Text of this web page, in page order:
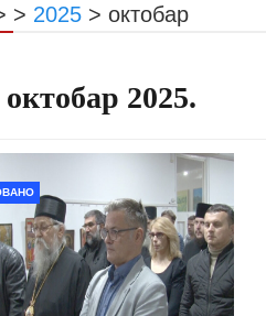
> 2025 > октобар
октобар 2025.